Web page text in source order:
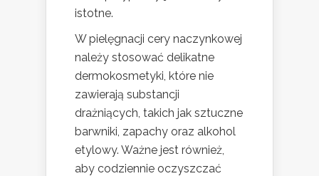
istotne.
W pielęgnacji cery naczynkowej
należy stosować delikatne
dermokosmetyki, które nie
zawierają substancji
drażniących, takich jak sztuczne
barwniki, zapachy oraz alkohol
etylowy. Ważne jest również,
aby codziennie oczyszczać